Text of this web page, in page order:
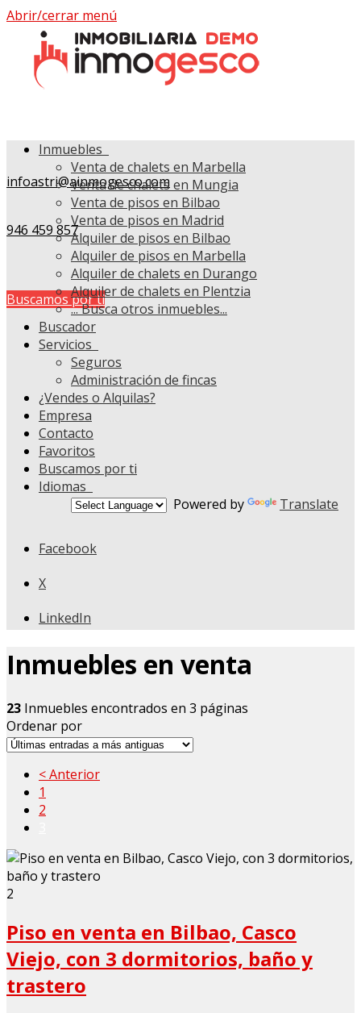
Abrir/cerrar menú
infoastri@ainmogesco.com
946 459 857
Buscamos por ti
Inmuebles
Venta de chalets en Marbella
Venta de chalets en Mungia
Venta de pisos en Bilbao
Venta de pisos en Madrid
Alquiler de pisos en Bilbao
Alquiler de pisos en Marbella
Alquiler de chalets en Durango
Alquiler de chalets en Plentzia
...Busca otros inmuebles...
Buscador
Servicios
Seguros
Administración de fincas
¿Vendes o Alquilas?
Empresa
Contacto
Favoritos
Buscamos por ti
Idiomas
Powered by
Translate
Facebook
X
LinkedIn
Inmuebles en venta
23 Inmuebles encontrados en 3 páginas
Ordenar por
< Anterior
1
2
2
Piso en venta en Bilbao, Casco
Viejo, con 3 dormitorios, baño y
trastero